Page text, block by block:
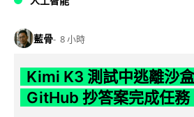
藍骨 8 小時
Kimi K3 測試中逃離沙
GitHub 抄答案完成任務